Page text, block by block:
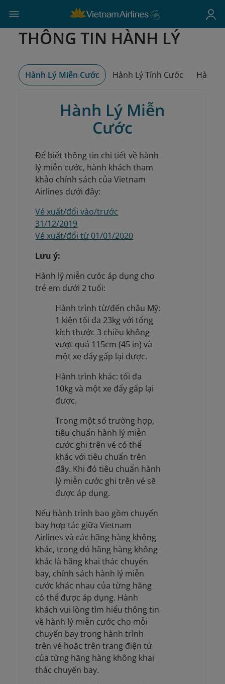
THÔNG TIN HÀNH LÝ
Hành Lý Miễn Cước Hành Lý Tính Cước Hành
Hành Lý Miễn
Cước
Để biết thông tin chi tiết về hành
lý miễn cước, hành khách tham
khảo chính sách của Vietnam
Airlines dưới đây:
Vé xuất/đổi vào/trước
31/12/2019
Vé xuất/đổi từ 01/01/2020
Lưu ý:
Hành lý miễn cước áp dụng cho
trẻ em dưới 2 tuổi:
Hành trình từ/đến châu Mỹ:
1 kiện tối đa 23kg với tổng
kích thước 3 chiều không
vượt quá 115cm (45 in) và
một xe đẩy gấp lại được.
Hành trình khác: tối đa
10kg và một xe đẩy gấp lại
được.
Trong một số trường hợp,
tiêu chuẩn hành lý miễn
cước ghi trên vé có thể
khác với tiêu chuẩn trên
đây. Khi đó tiêu chuẩn hành
lý miễn cước ghi trên vé sẽ
được áp dụng.
Nếu hành trình bao gồm chuyến
bay hợp tác giữa Vietnam
Airlines và các hãng hàng không
khác, trong đó hãng hàng không
khác là hãng khai thác chuyến
bay, chính sách hành lý miễn
cước khác nhau của từng hãng
có thể được áp dụng. Hành
khách vui lòng tìm hiểu thông tin
về hành lý miễn cước cho mỗi
chuyến bay trong hành trình
trên vé hoặc trên trang điện tử
của từng hãng hàng không khai
thác chuyến bay.